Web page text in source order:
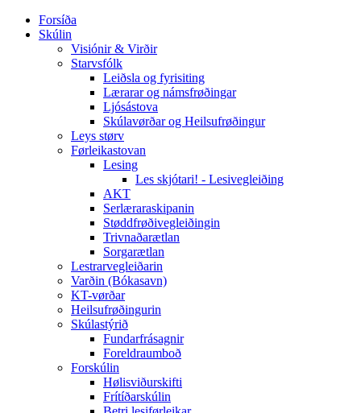
Forsíða
Skúlin
Visiónir & Virðir
Starvsfólk
Leiðsla og fyrisiting
Lærarar og námsfrøðingar
Ljósástova
Skúlavørðar og Heilsufrøðingur
Leys størv
Førleikastovan
Lesing
Les skjótari! - Lesivegleiðing
AKT
Serlæraraskipanin
Støddfrøðivegleiðingin
Trivnaðarætlan
Sorgarætlan
Lestrarvegleiðarin
Varðin (Bókasavn)
KT-vørðar
Heilsufrøðingurin
Skúlastýrið
Fundarfrásagnir
Foreldraumboð
Forskúlin
Hølisviðurskifti
Frítíðarskúlin